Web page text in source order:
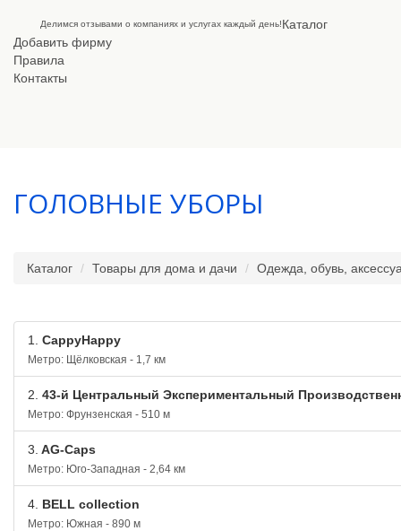
Делимся отзывами о компаниях и услугах каждый день!Каталог
Добавить фирму
Правила
Контакты
ГОЛОВНЫЕ УБОРЫ
Каталог Товары для дома и дачи Одежда, обувь,
1. CappyHappy
Метро: Щёлковская - 1,7 км
2. 43-й Центральный Экспериментальный
Метро: Фрунзенская - 510 м
3. AG-Caps
Метро: Юго-Западная - 2,64 км
4. BELL collection
Метро: Южная - 890 м